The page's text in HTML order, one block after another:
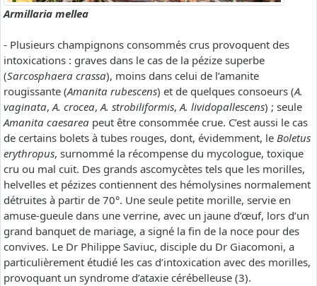
Armillaria mellea
- Plusieurs champignons consommés crus provoquent des
intoxications : graves dans le cas de la pézize superbe
(Sarcosphaera crassa), moins dans celui de l’amanite
rougissante (Amanita rubescens) et de quelques consoeurs (A.
vaginata,A. crocea, A. strobiliformis,A. lividopallescens) ; seule
Amanita caesarea peut être consommée crue. C’est aussi le cas
de certains bolets à tubes rouges, dont, évidemment, le Boletus
erythropus, surnommé la récompense du mycologue, toxique
cru ou mal cuit. Des grands ascomycètes tels que les morilles,
helvelles et pézizes contiennent des hémolysines normalement
détruites à partir de 70°. Une seule petite morille, servie en
amuse-gueule dans une verrine, avec un jaune d’œuf, lors d’un
grand banquet de mariage, a signé la fin de la noce pour des
convives. Le Dr Philippe Saviuc, disciple du Dr Giacomoni, a
particulièrement étudié les cas d’intoxication avec des morilles,
provoquant un syndrome d’ataxie cérébelleuse (3).